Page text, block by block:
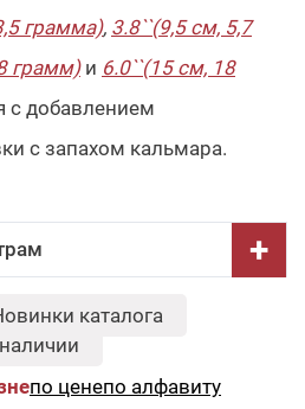
грамма), 3.8``(9,5 см, 5,7
грамм) и 6.0``(15 см, 18
с добавлением
с запахом кальмара.
+
каталога
по ценепо алфавиту